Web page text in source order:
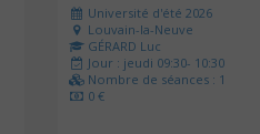
Université d'été 2026
Louvain-la-Neuve
GÉRARD Luc
Jour : jeudi 09:30- 10:30
Nombre de séances : 1
0 €